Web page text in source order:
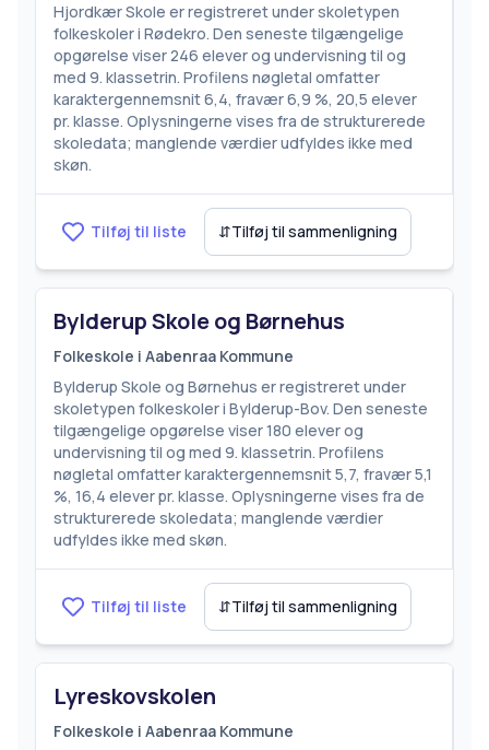
Hjordkær Skole er registreret under skoletypen
folkeskoler i Rødekro. Den seneste tilgængelige
opgørelse viser 246 elever og undervisning til og
med 9. klassetrin. Profilens nøgletal omfatter
karaktergennemsnit 6,4, fravær 6,9 %, 20,5 elever
pr. klasse. Oplysningerne vises fra de strukturerede
skoledata; manglende værdier udfyldes ikke med
skøn.
Tilføj til liste ⇵Tilføj til sammenligning
Bylderup Skole og Børnehus
Folkeskole i Aabenraa Kommune
Bylderup Skole og Børnehus er registreret under
skoletypen folkeskoler i Bylderup-Bov. Den seneste
tilgængelige opgørelse viser 180 elever og
undervisning til og med 9. klassetrin. Profilens
nøgletal omfatter karaktergennemsnit 5,7, fravær 5,1
%, 16,4 elever pr. klasse. Oplysningerne vises fra de
strukturerede skoledata; manglende værdier
udfyldes ikke med skøn.
Tilføj til liste ⇵Tilføj til sammenligning
Lyreskovskolen
Folkeskole i Aabenraa Kommune